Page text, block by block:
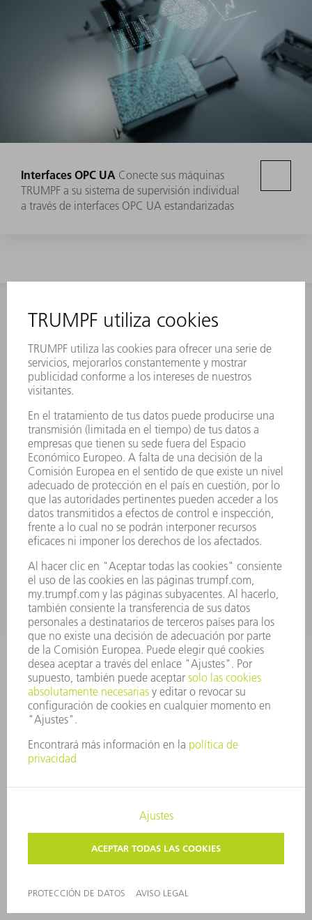
Interfaces OPC UA Conecte sus máquinas
TRUMPF a su sistema de supervisión individual
a través de interfaces OPC UA estandarizadas
CONTACTO NEWSROOM
EVENTOS Y
CONVOCATORIAS
SUSCRIPCIÓN AL BOLETÍN
DE TRUMPF
SERVICIOS ONLINE
CONTACTO
SEDES
EVENTOS Y CONVOCATORIAS
REGISTRO PARA EL BOLETÍN INFORMATIVO
MYTRUMPF
FICHAS TÉCNICAS DE SEGURIDAD
PRODUCTOS
MÁQUINAS Y SISTEMAS
LÁSER
ELECTRÓNICA DE POTENCIA
HERRAMIENTAS PORTÁTILES
FÁBRICA INTELIGENTE
SOFTWARE
SERVICIOS
APLICACIONES
SECTORES
EMPRESA
CARRERA PROFESIONAL
OFERTAS DE TRABAJO
JUNTA DIRECTIVA
INFORME ANUAL
CUMPLIMIENTO
SOSTENIBILIDAD
GESTIÓN EMPRESARIAL